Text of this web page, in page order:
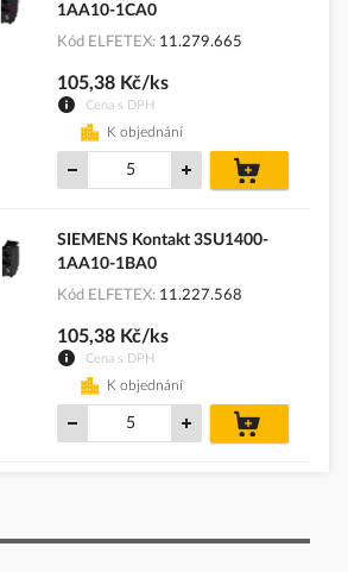
1AA10-1CA0
Kód ELFETEX 11.279.665
Cena s DPH
105,38 Kč/ks
K objednání
košíku
SIEMENS Kontakt 3SU1400-
1AA10-1BA0
Kód ELFETEX 11.227.568
Cena s DPH
105,38 Kč/ks
K objednání
košíku